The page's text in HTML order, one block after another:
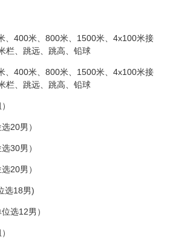
、400米、800米、1500米、4x100米接
栏、跳远、跳高、铅球
、400米、800米、1500米、4x100米接
栏、跳远、跳高、铅球
20男）
30男）
20男）
选18男)
选12男）